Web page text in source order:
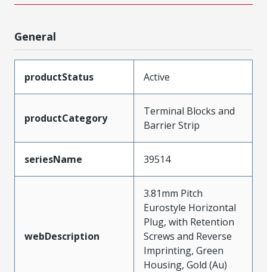
General
productStatus Active
productCategory
Terminal Blocks and
Barrier Strip
seriesName 39514
webDescription
3.81mm Pitch
Eurostyle Horizontal
Plug, with Retention
Screws and Reverse
Imprinting, Green
Housing, Gold (Au)